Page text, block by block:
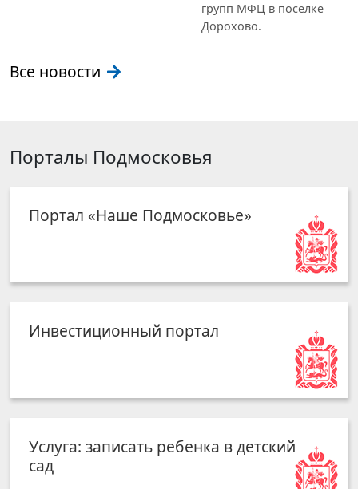
групп МФЦ в поселке
Дорохово.
Все новости
Порталы Подмосковья
Портал «Наше Подмосковье»
Инвестиционный портал
Услуга: записать ребенка в детский
сад